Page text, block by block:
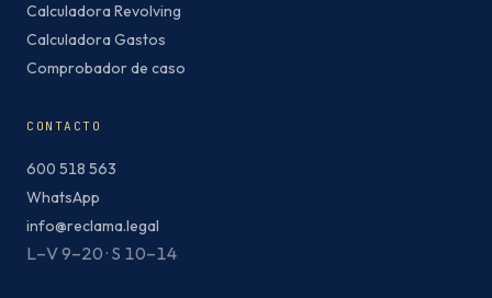
Calculadora Revolving
Calculadora Gastos
Comprobador de caso
CONTACTO
600 518 563
WhatsApp
info@reclama.legal
L–V 9–20 · S 10–14